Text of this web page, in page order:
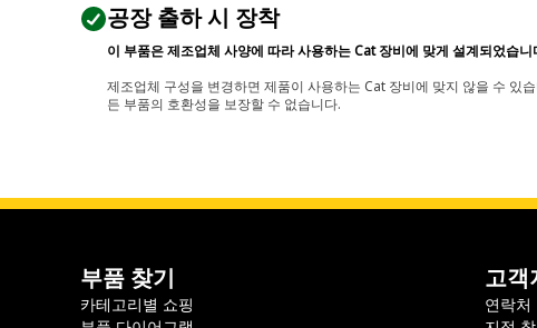
공장 출하 시 장착
이 부품은 제조업체 사양에 따라 사용하는 Cat 장비에 맞게 설계되었습니
제조업체 구성을 변경하면 제품이 사용하는 Cat 장비에 맞지 않을 수 있
든 부품의 호환성을 보장할 수 없습니다.
부품 찾기
카테고리별 쇼핑
고객
연락처